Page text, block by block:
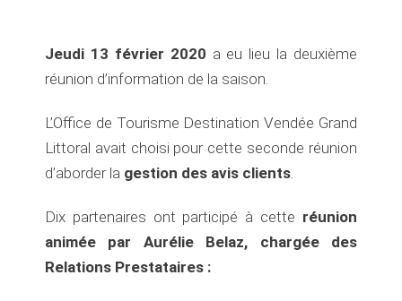
Jeudi 13 février 2020 a eu lieu la deuxième
réunion d’information de la saison.
L’Office de Tourisme Destination Vendée Grand
Littoral avait choisi pour cette seconde réunion
d’aborder la gestion des avis clients
Dix partenaires ont participé à cette réunion
animée par Aurélie Belaz, chargée des
Relations Prestataires :